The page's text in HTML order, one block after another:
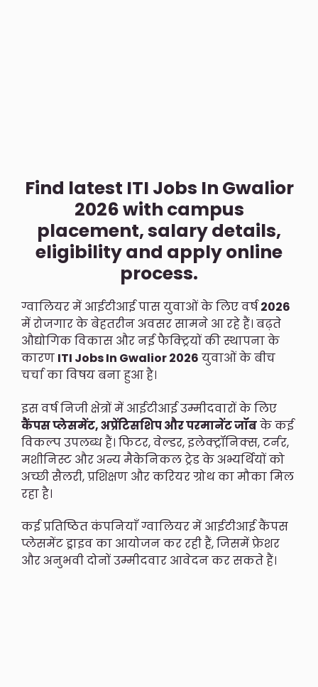
Find latest ITI Jobs In Gwalior
2026 with campus
placement, salary details,
eligibility and apply online
process.
ग्वालियर में आईटीआई पास युवाओं के लिए वर्ष2026
में रोजगार के बेहतरीन अवसर सामने आ रहे हैं। बढ़ते
औद्योगिक विकास और नई फैक्ट्रियों की स्थापना के
कारण ITI Jobs In Gwalior 2026 युवाओं के बीच
चर्चा का विषय बना हुआ है।
इस वर्ष निजी क्षेत्रों में आईटीआई उम्मीदवारों के लिए
कैंपस प्लेसमेंट, अप्रेंटिसशिप और परमानेंट जॉबके कई
विकल्प उपलब्ध हैं। फिटर, वेल्डर, इलेक्ट्रॉनिक्स, टर्नर,
मशीनिस्ट और अन्य मैकेनिकल ट्रेड के अभ्यर्थियों को
अच्छी सैलरी, प्रशिक्षण और करियर ग्रोथ का मौका मिल
रहा है।
कई प्रतिष्ठित कंपनियाँ ग्वालियर में आईटीआई कैंपस
प्लेसमेंट ड्राइव का आयोजन कर रही हैं, जिसमें फ्रेशर
और अनुभवी दोनों उम्मीदवार आवेदन कर सकते हैं।